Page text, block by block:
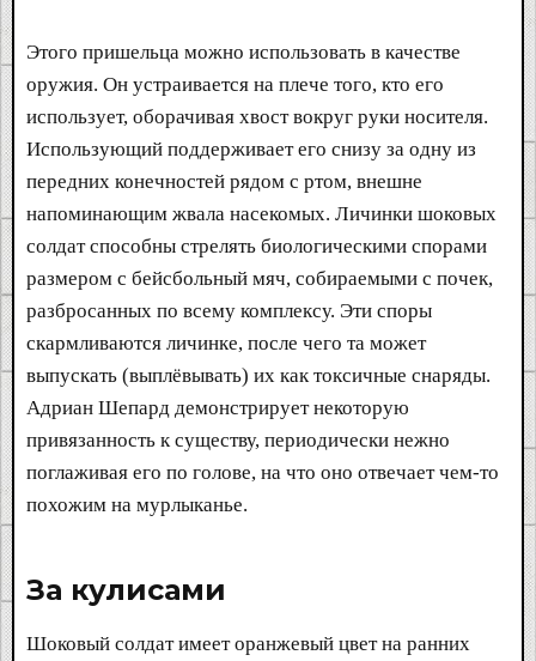
Этого пришельца можно использовать в качестве
оружия. Он устраивается на плече того, кто его
использует, оборачивая хвост вокруг руки носителя.
Использующий поддерживает его снизу за одну из
передних конечностей рядом с ртом, внешне
напоминающим жвала насекомых. Личинки шоковых
солдат способны стрелять биологическими спорами
размером с бейсбольный мяч, собираемыми с почек,
разбросанных по всему комплексу. Эти споры
скармливаются личинке, после чего та может
выпускать (выплёвывать) их как токсичные снаряды.
Адриан Шепард демонстрирует некоторую
привязанность к существу, периодически нежно
поглаживая его по голове, на что оно отвечает чем-то
похожим на мурлыканье.
За кулисами​
Шоковый солдат имеет оранжевый цвет на ранних